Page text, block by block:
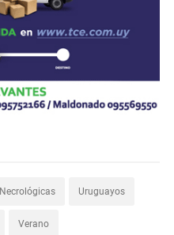
Necrológicas Uruguayos
Verano